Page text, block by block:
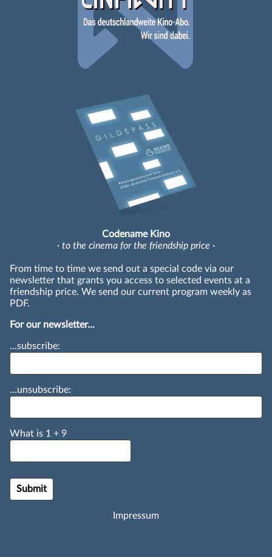
Codename Kino
· to the cinema for the friendship price ·
From time to time we send out a special code via our
newsletter that grants you access to selected events at a
friendship price. We send our current program weekly as
PDF.
For our newsletter...
...subscribe:
...unsubscribe:
What is 1 + 9
Impressum